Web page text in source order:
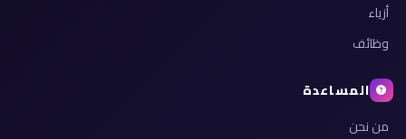
أزياء
وظائف
المساعدة
من نحن